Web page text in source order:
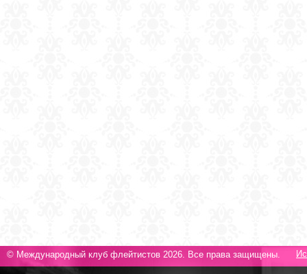
© Международный клуб флейтистов 2026. Все права защищены.